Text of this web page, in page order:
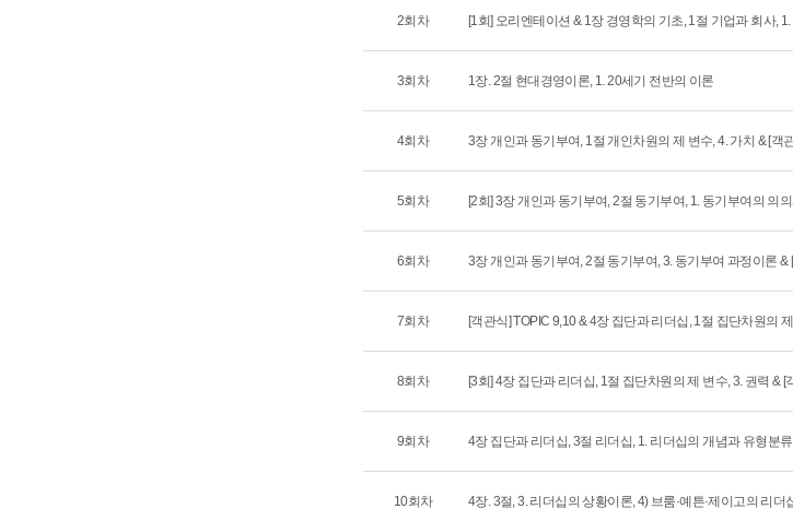
2회차 [1회] 오리엔테이션 & 1장 경영학의 기초, 1절 기업과 회사,
3회차 1장. 2절 현대경영이론, 1. 20세기 전반의 이론
4회차 3장 개인과 동기부여, 1절 개인차원의 제 변수, 4. 가치 & [객
5회차 [2회] 3장 개인과 동기부여, 2절 동기부여, 1. 동기부여의 의
6회차 3장 개인과 동기부여, 2절 동기부여, 3. 동기부여 과정이론 &
7회차 [객관식] TOPIC 9,10 & 4장 집단과 리더십, 1절 집단차원의
8회차 [3회] 4장 집단과 리더십, 1절 집단차원의 제 변수, 3. 권력 & [
9회차 4장 집단과 리더십, 3절 리더십, 1. 리더십의 개념과 유형분류
10회차 4장. 3절, 3. 리더십의 상황이론, 4) 브룸·예튼·제이고의 리